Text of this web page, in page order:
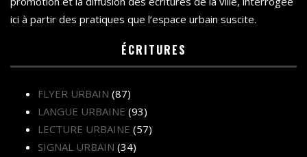
ici à partir des pratiques que l’espace urbain suscite.
ÉCRITURES
FLYER URBAIN (87)
LANGUE URBAINE (93)
LECTURE URBAINE (57)
SIGNAL URBAIN (34)